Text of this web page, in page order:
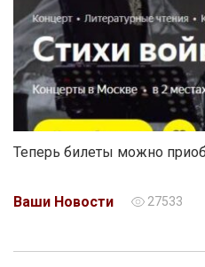
Теперь билеты можно
Ваши Новости 27533